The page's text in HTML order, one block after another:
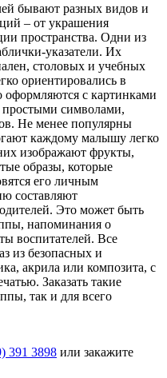
бывают разных видов и
– от украшения
пространства. Одни из
указатели. Их
столовых и учебных
ориентировались в
оформляются с картинками
символами,
Не менее популярны
каждому малышу легко
изображают фрукты,
образы, которые
его личным
составляют
Это может быть
напоминания о
воспитателей. Все
из безопасных и
акрила или композита, с
Заказать такие
так и для всего
391 3898 или закажите